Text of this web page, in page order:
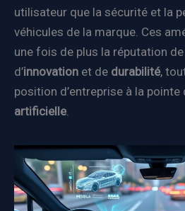
utilisateur que la sécurité et la
véhicules de la marque. Ces
une fois de plus la réputation
d’innovation et de durabilité,
position d’entreprise à la pointe
artificielle.